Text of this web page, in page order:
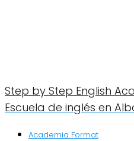
Step by Step English
Escuela de inglés en
Academia Format